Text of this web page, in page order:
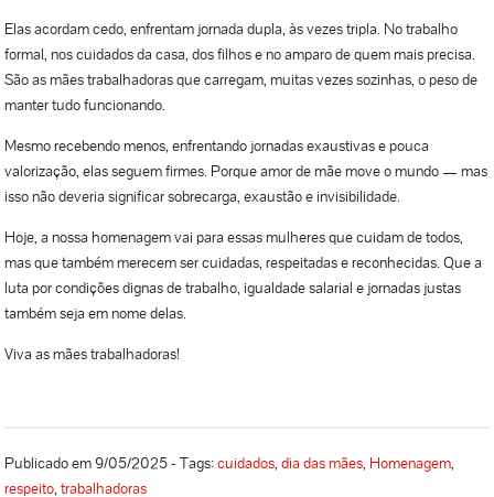
Elas acordam cedo, enfrentam jornada dupla, às vezes tripla. No trabalho
formal, nos cuidados da casa, dos filhos e no amparo de quem mais precisa.
São as mães trabalhadoras que carregam, muitas vezes sozinhas, o peso de
manter tudo funcionando.
Mesmo recebendo menos, enfrentando jornadas exaustivas e pouca
valorização, elas seguem firmes. Porque amor de mãe move o mundo — mas
isso não deveria significar sobrecarga, exaustão e invisibilidade.
Hoje, a nossa homenagem vai para essas mulheres que cuidam de todos,
mas que também merecem ser cuidadas, respeitadas e reconhecidas. Que a
luta por condições dignas de trabalho, igualdade salarial e jornadas justas
também seja em nome delas.
Viva as mães trabalhadoras!
Publicado em 9/05/2025 - Tags:cuidados,dia das mães, Homenagem,
respeito,trabalhadoras